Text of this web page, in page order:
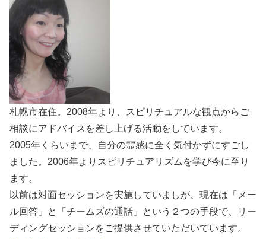
札幌市在住。2008年より、スピリチュアルな観点からご
相談にアドバイスを差し上げる活動をしています。
2005年くらいまで、自分の霊感に全く気付かずにすごし
ました。2006年よりスピリチュアリズムを学び今に至り
ます。
以前は対面セッションを実施していましが、現在は「メー
ル回答」と「チームズの通話」という２つの手段で、リー
ディングセッションをご提供させていただいています。